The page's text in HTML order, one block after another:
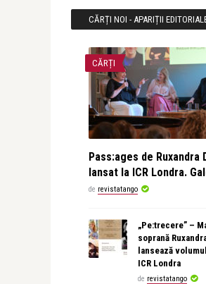
CĂRȚI NOI - APARIȚII
CĂRȚI
Pass:ages de Ruxandra
lansat la ICR Londra.
de revistatango
„Pe:trecere” –
soprană
lansează
ICR Londra
de revistatango